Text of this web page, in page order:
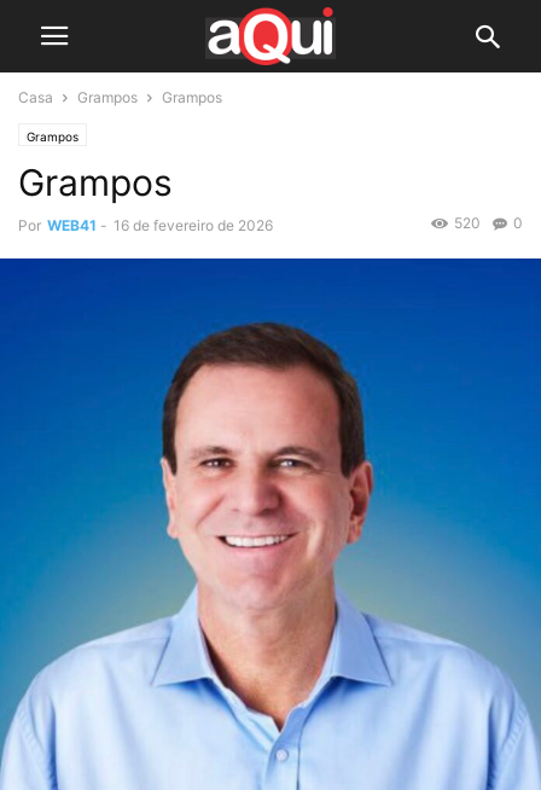
Casa Grampos Grampos
Grampos
Grampos
Por WEB41 - 16 de fevereiro de 2026 0
520